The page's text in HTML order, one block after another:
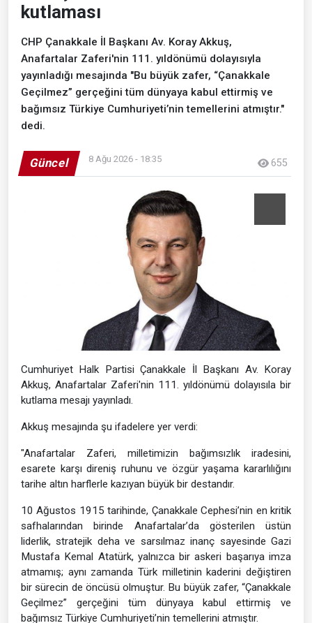
kutlaması
CHP Çanakkale İl Başkanı Av. Koray Akkuş,
Anafartalar Zaferi'nin 111. yıldönümü dolayısıyla
yayınladığı mesajında "Bu büyük zafer, “Çanakkale
Geçilmez” gerçeğini tüm dünyaya kabul ettirmiş ve
bağımsız Türkiye Cumhuriyeti’nin temellerini atmıştır."
dedi.
Güncel 8 Ağu 2026 - 18:35 655
Cumhuriyet Halk Partisi Çanakkale İl Başkanı Av. Koray
Akkuş, Anafartalar Zaferi'nin 111. yıldönümü dolayısıla bir
kutlama mesajı yayınladı.
Akkuş mesajında şu ifadelere yer verdi:
"Anafartalar Zaferi, milletimizin bağımsızlık iradesini,
esarete karşı direniş ruhunu ve özgür yaşama kararlılığını
tarihe altın harflerle kazıyan büyük bir destandır.
10 Ağustos 1915 tarihinde, Çanakkale Cephesi’nin en kritik
safhalarından birinde Anafartalar’da gösterilen üstün
liderlik, stratejik deha ve sarsılmaz inanç sayesinde Gazi
Mustafa Kemal Atatürk, yalnızca bir askeri başarıya imza
atmamış; aynı zamanda Türk milletinin kaderini değiştiren
bir sürecin de öncüsü olmuştur. Bu büyük zafer, “Çanakkale
Geçilmez” gerçeğini tüm dünyaya kabul ettirmiş ve
bağımsız Türkiye Cumhuriyeti’nin temellerini atmıştır.